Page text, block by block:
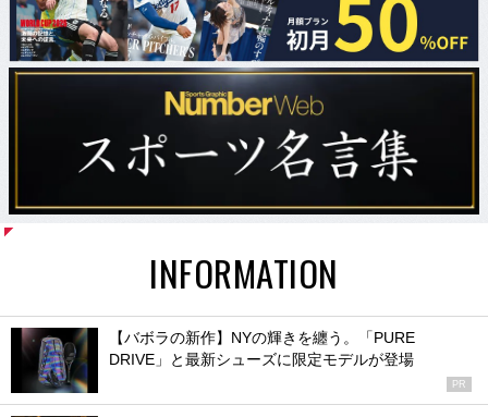
INFORMATION
【バボラの新作】NYの輝きを纏う。「PURE
DRIVE」と最新シューズに限定モデルが登場
PR